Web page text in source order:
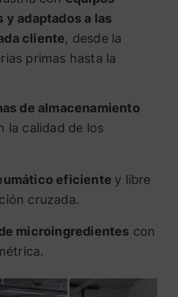
adaptados a las
cliente, desde la
primas hasta la
de almacenamiento
la calidad de los
eficiente y libre
cruzada.
microingredientes con